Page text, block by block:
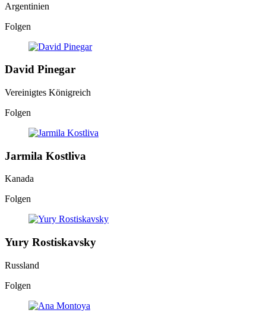
Argentinien
Folgen
David Pinegar
Vereinigtes Königreich
Folgen
Jarmila Kostliva
Kanada
Folgen
Yury Rostiskavsky
Russland
Folgen